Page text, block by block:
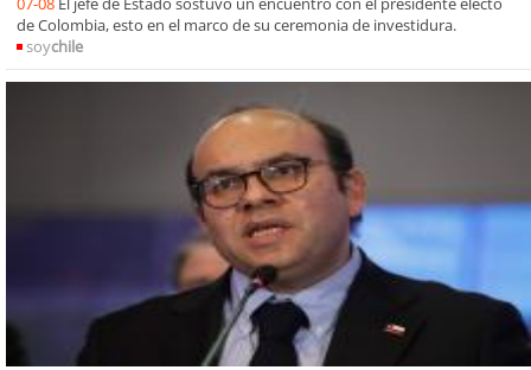
de Colombia, esto en el marco de su ceremonia de investidura.
soychile